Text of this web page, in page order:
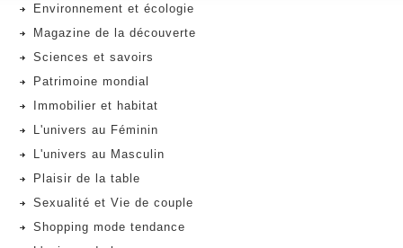
Environnement et écologie
Magazine de la découverte
Sciences et savoirs
Patrimoine mondial
Immobilier et habitat
L'univers au Féminin
L'univers au Masculin
Plaisir de la table
Sexualité et Vie de couple
Shopping mode tendance